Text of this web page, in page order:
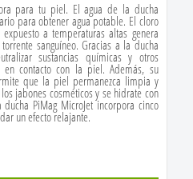
para tu piel. El agua de la ducha
para obtener agua potable. El cloro
a temperaturas altas genera
sanguíneo. Gracias a la ducha
sustancias químicas y otros
contacto con la piel. Además, su
que la piel permanezca limpia y
jabones cosméticos y se hidrate con
PiMag MicroJet incorpora cinco
un efecto relajante.